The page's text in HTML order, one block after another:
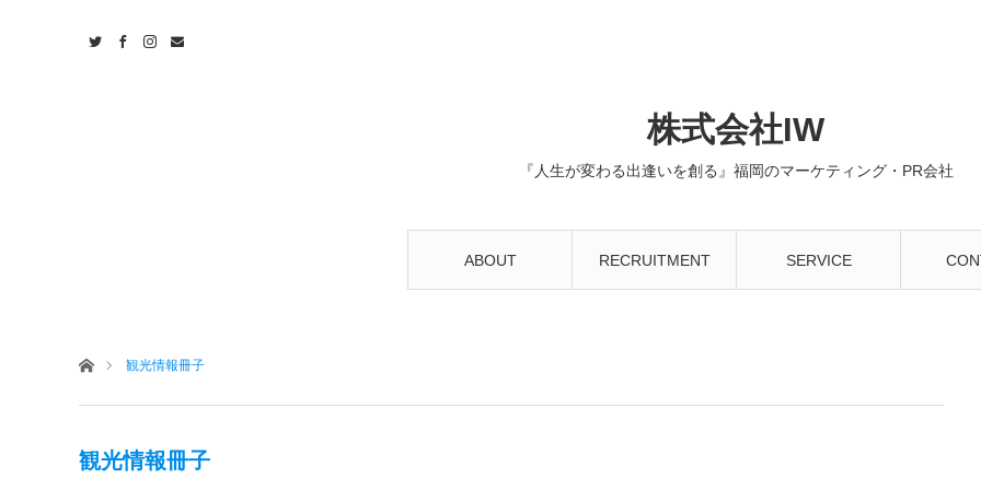
株式会社IW
『人生が変わる出逢いを創る』福岡のマーケティング・PR会社
ABOUT RECRUITMENT SERVICE
ホーム観光情報冊子
観光情報冊子